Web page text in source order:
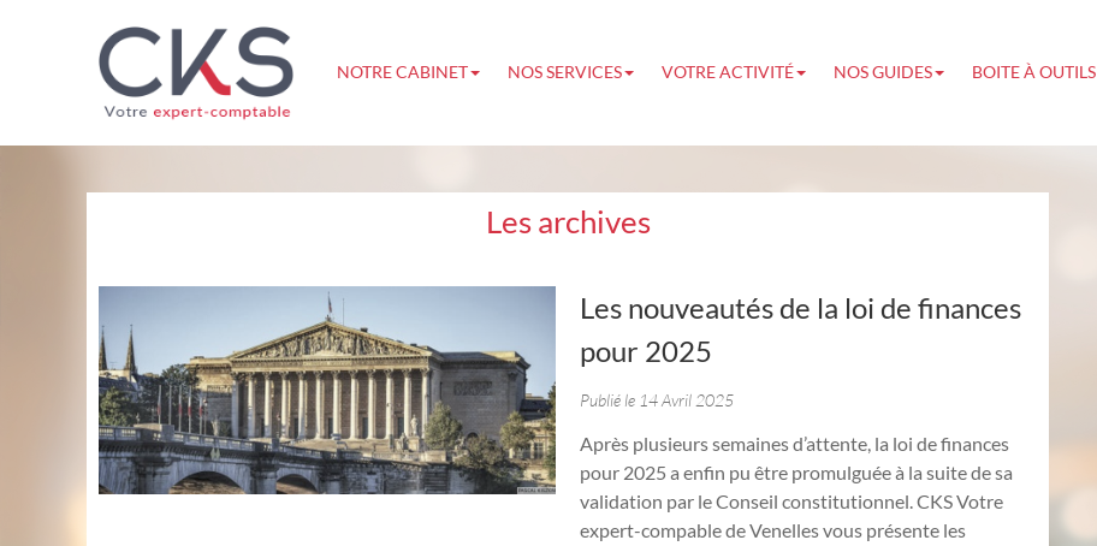
NOTRE CABINET NOS SERVICES VOTRE ACTIVITÉ NOS GUIDES BOITE À OUTILS
Les archives
Les nouveautés de la loi de finances
pour 2025
Publié le 14 Avril 2025
Après plusieurs semaines d’attente, la loi de finances
pour 2025 a enfin pu être promulguée à la suite de sa
validation par le Conseil constitutionnel. CKS Votre
expert-compable de Venelles vous présente les